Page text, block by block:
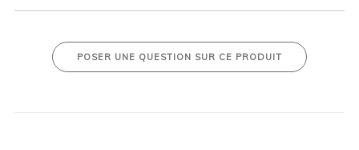
POSER UNE QUESTION SUR CE PRODUIT